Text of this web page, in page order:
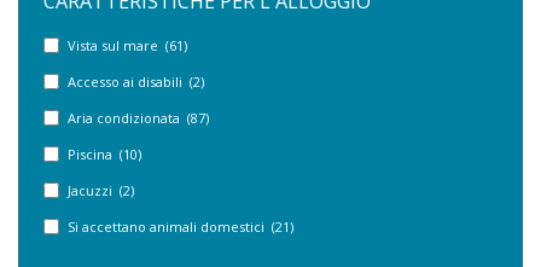
Vista sul mare (61)
Accesso ai disabili (2)
Aria condizionata (87)
Piscina (10)
Jacuzzi (2)
Si accettano animali domestici (21)